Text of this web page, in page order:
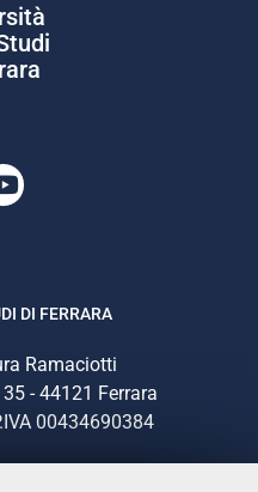
Youtube
DI FERRARA
Ramaciotti
- 44121 Ferrara
00434690384